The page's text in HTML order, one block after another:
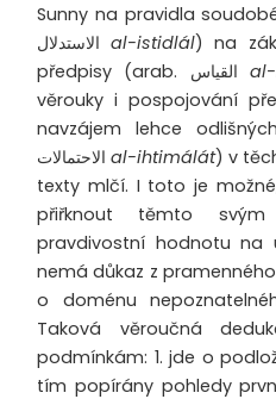
Sunny na pravidla
الاستدلالal-istidlál) na
předpisy (arab.
věrouky i pospojování
navzájem lehce
al-ihtimálát) v
texty mlčí. I toto je
přiřknout těmto svým
pravdivostní hodnotu na
nemá důkaz z
o doménu
Taková věroučná
podmínkám: 1. jde o
tím popírány pohledy